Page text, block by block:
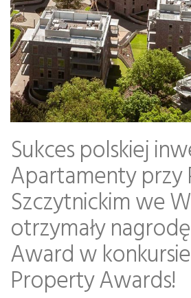
Sukces polskiej
Apartamenty przy
Szczytnickim we
otrzymały
Award w
Property Awards!